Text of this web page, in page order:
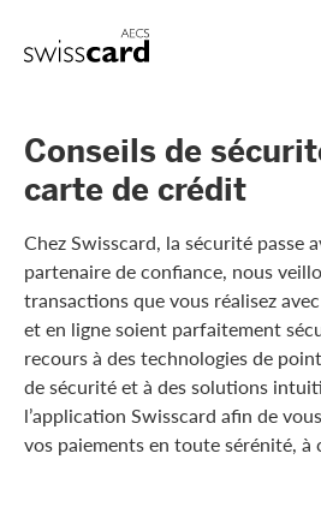
Header
Logo
Conseils de
carte de crédit
Chez Swisscard, la sécurité passe
partenaire de confiance, nous
transactions que vous réalisez
et en ligne soient parfaitement
recours à des technologies de
de sécurité et à des solutions
l’application Swisscard afin de
vos paiements en toute sérénité, à